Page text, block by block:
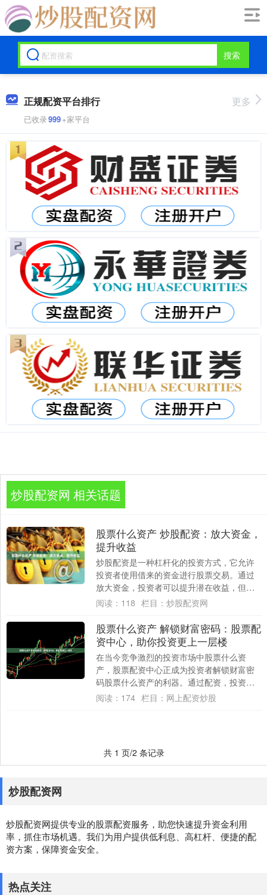
搜索
正规配资平台排行
已收录999+家平台
更多
炒股配资网 相关话题
股票什么资产 炒股配资：放大资金，
提升收益
炒股配资是一种杠杆化的投资方式，它允许
投资者使用借来的资金进行股票交易。通过
放大资金，投资者可以提升潜在收益，但同
时也要承担更高的风险。 * **资金实力雄
阅读： 118 栏目： 炒股配资网
股票什么资产 解锁财富密码：股票配
资中心，助你投资更上一层楼
在当今竞争激烈的投资市场中股票什么资
产，股票配资中心正成为投资者解锁财富密
码股票什么资产的利器。通过配资，投资者
可以放大资金杠杆，以更少的资金撬动更大
阅读： 174 栏目： 网上配资炒股
共 1 页/2 条记录
炒股配资网
炒股配资网提供专业的股票配资服务，助您快速提升资金利用
率，抓住市场机遇。我们为用户提供低利息、高杠杆、便捷的配
资方案，保障资金安全。
热点关注